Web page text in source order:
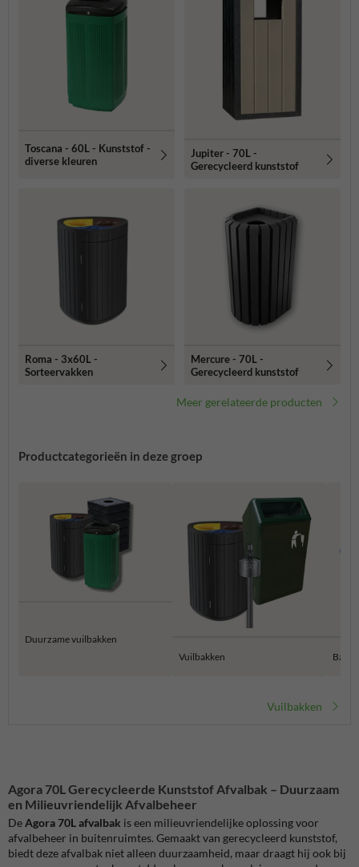
Toscana - 60L - Kunststof -
diverse kleuren
Jupiter - 70L -
Gerecycleerd kunststof
Roma - 3x60L -
Sorteervakken
Mercure - 70L -
Gerecycleerd kunststof
Meer gerelateerde producten
Productcategorieën in deze groep
Duurzame vuilbakken
Vuilbakken
Vuilbakken
Agora 70L Gerecycleerde Kunststof Afvalbak – Duurzaam
en Milieuvriendelijk Afvalbeheer
DeAgora 70L afvalbak is een milieuvriendelijke oplossing voor
afvalbeheer in buitenruimtes. Gemaakt van gerecycleerd kunststof,
biedt deze afvalbak niet alleen duurzaamheid, maar draagt hij ook bij